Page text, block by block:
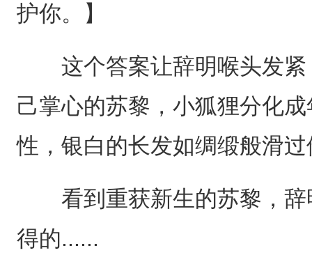
护你。】
这个答案让辞明喉头发紧
己掌心的苏黎，小狐狸分化
性，银白的长发如绸缎般滑
看到重获新生的苏黎，辞
得的......